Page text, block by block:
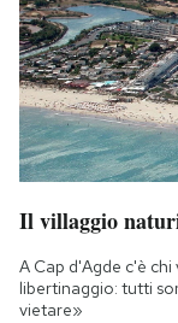
Il villaggio
A Cap d'Agde c'è
libertinaggio: tutti
vietare»